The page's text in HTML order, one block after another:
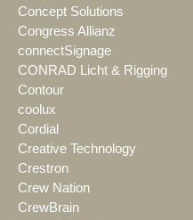
Concept Solutions
Congress Allianz
connectSignage
CONRAD Licht & Rigging
Contour
coolux
Cordial
Creative Technology
Crestron
Crew Nation
CrewBrain